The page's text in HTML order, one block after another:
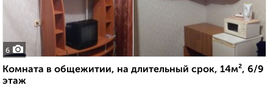
6
Комната в общежитии, на длительный срок, 14м², 6/9
этаж